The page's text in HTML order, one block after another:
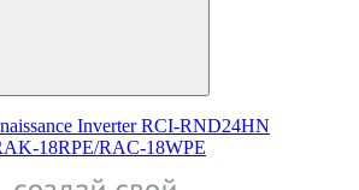
Inverter RCI-RND24HN
18RPE/RAC-18WPE